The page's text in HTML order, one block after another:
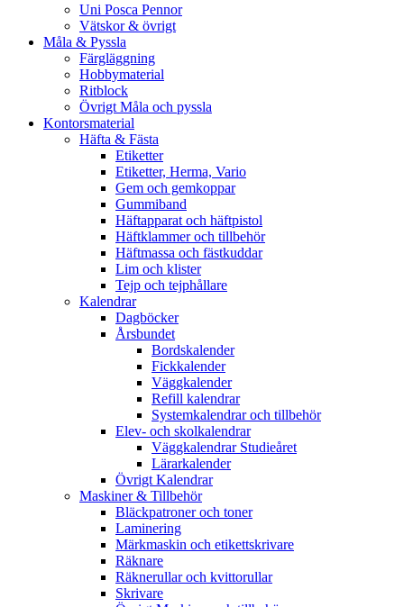
Uni Posca Pennor
Vätskor & övrigt
Måla & Pyssla
Färgläggning
Hobbymaterial
Ritblock
Övrigt Måla och pyssla
Kontorsmaterial
Häfta & Fästa
Etiketter
Etiketter, Herma, Vario
Gem och gemkoppar
Gummiband
Häftapparat och häftpistol
Häftklammer och tillbehör
Häftmassa och fästkuddar
Lim och klister
Tejp och tejphållare
Kalendrar
Dagböcker
Årsbundet
Bordskalender
Fickkalender
Väggkalender
Refill kalendrar
Systemkalendrar och tillbehör
Elev- och skolkalendrar
Väggkalendrar Studieåret
Lärarkalender
Övrigt Kalendrar
Maskiner & Tillbehör
Bläckpatroner och toner
Laminering
Märkmaskin och etikettskrivare
Räknare
Räknerullar och kvittorullar
Skrivare